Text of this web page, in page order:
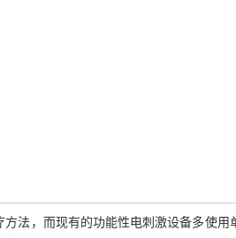
方法，而现有的功能性电刺激设备多使